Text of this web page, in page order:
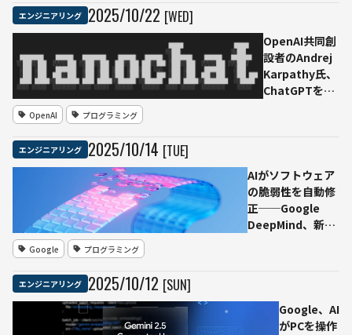
つでもど
こで
も”統合
管理
エンジニアリング 2025/10/22 [WED]
OpenAI共同創
設者のAndrej
Karpathy氏、
ChatGPTを一
を公開──約
100ドル・4時
間で独自LLMを
訓練可能
OpenAI プログラミング
エンジニアリング 2025/10/14 [TUE]
AIがソフトウェア
の脆弱性を自動修
正──Google
DeepMind、新エ
Google プログラミング
エンジニアリング 2025/10/12 [SUN]
Google、AI
がPCを操作